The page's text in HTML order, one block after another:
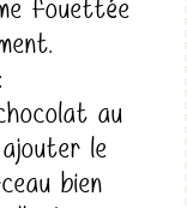
fouettée
au
le
bien